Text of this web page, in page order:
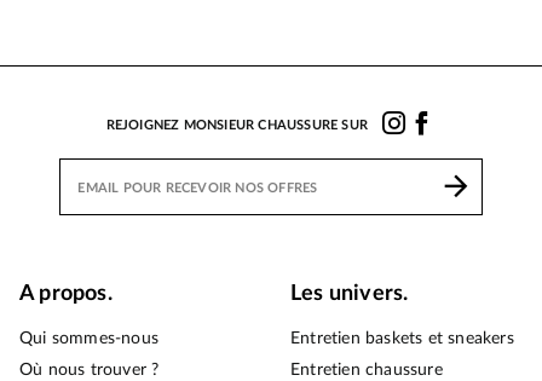
REJOIGNEZ MONSIEUR CHAUSSURE SUR
A propos.
Qui sommes-nous
Où nous trouver ?
Les univers.
Entretien baskets et sneakers
Entretien chaussure